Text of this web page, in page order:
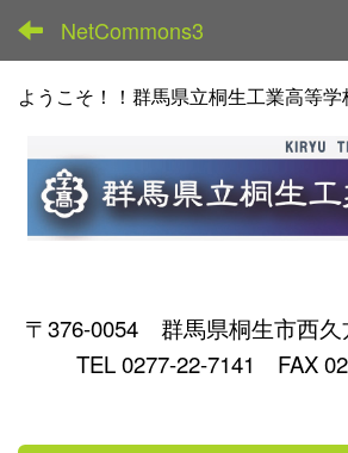
NetCommons3
ようこそ！！群馬県立桐生工業高等
〒376-0054 群馬県桐生市西
TEL 0277-22-7141 FAX